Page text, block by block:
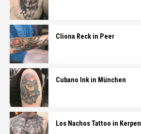
Cliona Reck in Peer
Cubano Ink in München
Los Nachos Tattoo in Kerpen